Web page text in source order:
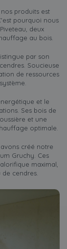
produits est
pourquoi nous
deux
au bois.
par son
Soucieuse
de ressources
et le
Ses bois de
et une
optimale.
créé notre
Gruchy. Ces
maximal,
de cendres.